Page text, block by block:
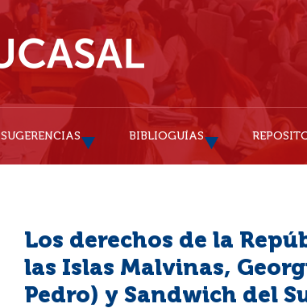
SUGERENCIAS BIBLIOGUÍAS
Los derechos de la
las Islas Malvinas,
Pedro) y Sandwich del